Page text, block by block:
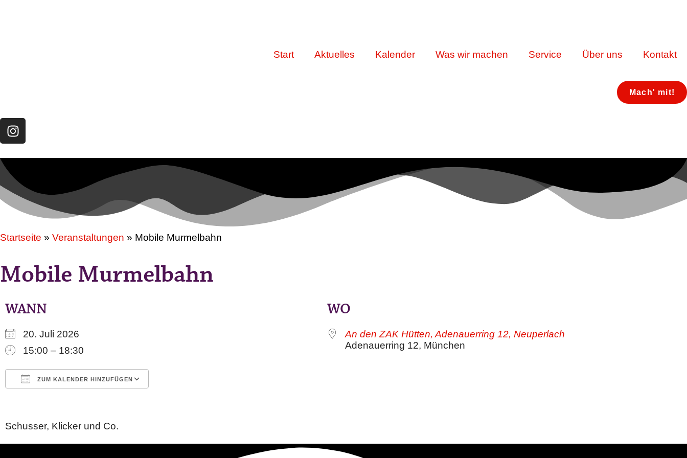
Start Aktuelles Kalender Was wir machen Service Über uns Kontakt
Mach' mit!
Startseite » Veranstaltungen » Mobile Murmelbahn
Mobile Murmelbahn
WANN
20. Juli 2026
15:00 – 18:30
ZUM KALENDER HINZUFÜGEN
WO
An den ZAK Hütten, Adenauerring 12, Neuperlach
Adenauerring 12, München
Schusser, Klicker und Co.